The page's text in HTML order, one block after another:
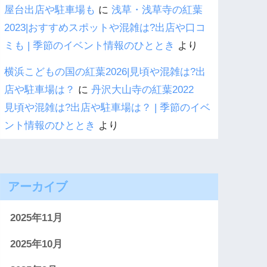
屋台出店や駐車場も に浅草・浅草寺の紅葉
2023|おすすめスポットや混雑は?出店や口コ
ミも | 季節のイベント情報のひととき より
横浜こどもの国の紅葉2026|見頃や混雑は?出
店や駐車場は？ に丹沢大山寺の紅葉2022
見頃や混雑は?出店や駐車場は？ | 季節のイベ
ント情報のひととき より
アーカイブ
2025年11月
2025年10月